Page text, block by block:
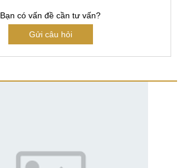
Bạn có vấn đề cần tư vấn?
Gửi câu hỏi